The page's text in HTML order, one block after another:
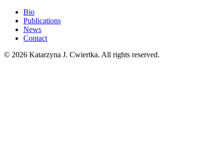
Bio
Publications
News
Contact
© 2026 Katarzyna J. Cwiertka. All rights reserved.